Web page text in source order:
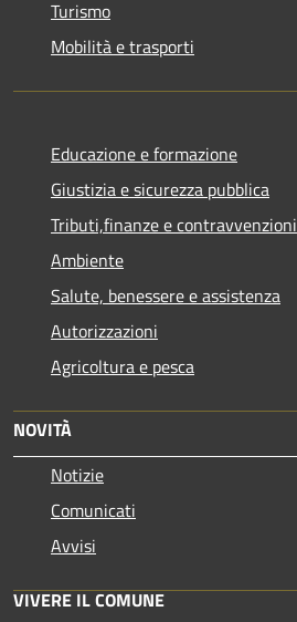
Turismo
Mobilità e trasporti
Educazione e formazione
Giustizia e sicurezza pubblica
Tributi,finanze e contravvenzioni
Ambiente
Salute, benessere e assistenza
Autorizzazioni
Agricoltura e pesca
NOVITÀ
Notizie
Comunicati
Avvisi
VIVERE IL COMUNE